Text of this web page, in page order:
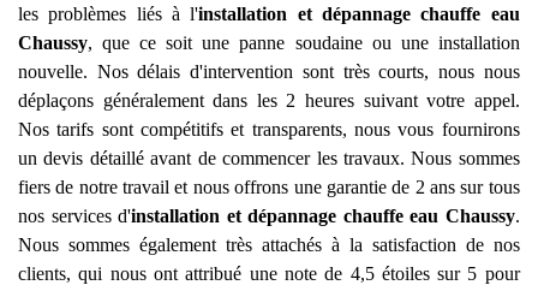
les problèmes liés à l'installation et dépannage chauffe eau
Chaussy, que ce soit une panne soudaine ou une installation
nouvelle. Nos délais d'intervention sont très courts, nous nous
déplaçons généralement dans les 2 heures suivant votre appel.
Nos tarifs sont compétitifs et transparents, nous vous fournirons
un devis détaillé avant de commencer les travaux. Nous sommes
fiers de notre travail et nous offrons une garantie de 2 ans sur tous
nos services d'installation et dépannage chauffe eau Chaussy.
Nous sommes également très attachés à la satisfaction de nos
clients, qui nous ont attribué une note de 4,5 étoiles sur 5 pour